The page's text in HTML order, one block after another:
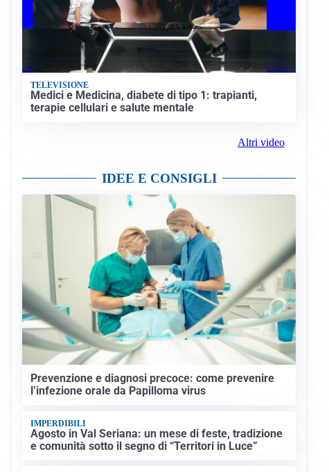
TELEVISIONE
Medici e Medicina, diabete di tipo 1: trapianti,
terapie cellulari e salute mentale
Altri video
IDEE E CONSIGLI
Prevenzione e diagnosi precoce: come prevenire
l’infezione orale da Papilloma virus
IMPERDIBILI
Agosto in Val Seriana: un mese di feste, tradizione
e comunità sotto il segno di “Territori in Luce”